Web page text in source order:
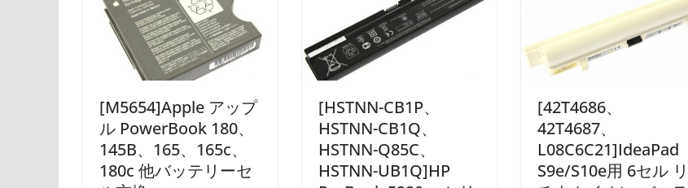
[M5654]Apple アップ
ル PowerBook 180、
145B、165、165c、
180c 他バッテリーセ
[HSTNN-CB1P、
HSTNN-CB1Q、
HSTNN-Q85C、
HSTNN-UB1Q]HP
[42T4686、
42T4687、
L08C6C21]IdeaPad
S9e/S10e用 6セル リ